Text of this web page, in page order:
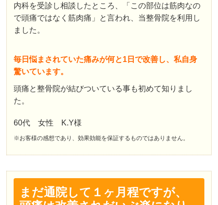
内科を受診し相談したところ、「この部位は筋肉なの
で頭痛ではなく筋肉痛」と言われ、当整骨院を利用し
ました。
毎日悩まされていた痛みが何と1日で改善し、私自身
驚いています。
頭痛と整骨院が結びついている事も初めて知りまし
た。
60代 女性 K.Y様
※お客様の感想であり、効果効能を保証するものではありません。
まだ通院して１ヶ月程ですが、